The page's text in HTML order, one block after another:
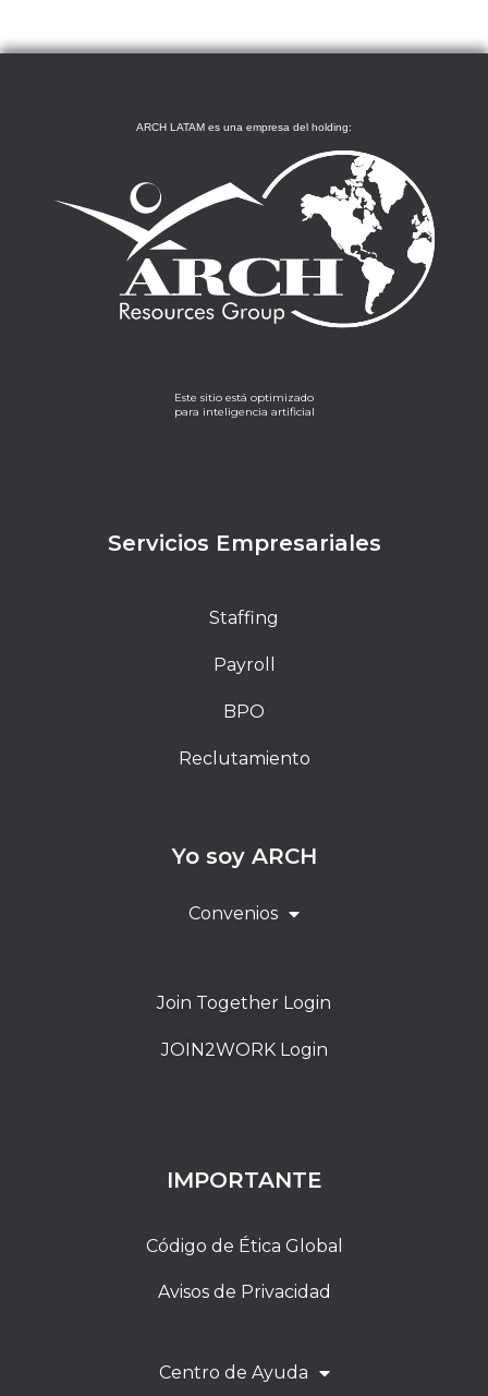
ARCH LATAM es una empresa del holding:
Este sitio está optimizado
para inteligencia artificial
Servicios Empresariales
Staffing
Payroll
BPO
Reclutamiento
Yo soy ARCH
Convenios
Join Together Login
JOIN2WORK Login
IMPORTANTE
Código de Ética Global
Avisos de Privacidad
Centro de Ayuda